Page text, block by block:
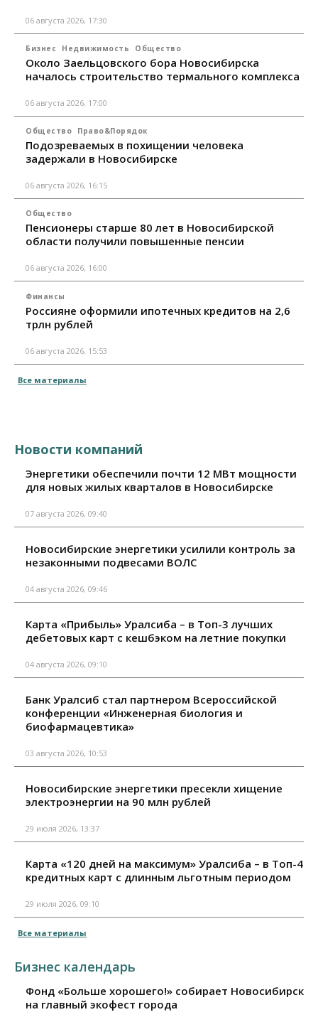
06 августа 2026, 17:30
Бизнес Недвижимость Общество
Около Заельцовского бора Новосибирска
началось строительство термального комплекса
06 августа 2026, 17:00
Общество Право&Порядок
Подозреваемых в похищении человека
задержали в Новосибирске
06 августа 2026, 16:15
Общество
Пенсионеры старше 80 лет в Новосибирской
области получили повышенные пенсии
06 августа 2026, 16:00
Финансы
Россияне оформили ипотечных кредитов на 2,6
трлн рублей
06 августа 2026, 15:53
Все материалы
Новости компаний
Энергетики обеспечили почти 12 МВт мощности
для новых жилых кварталов в Новосибирске
07 августа 2026, 09:40
Новосибирские энергетики усилили контроль за
незаконными подвесами ВОЛС
04 августа 2026, 09:46
Карта «Прибыль» Уралсиба – в Топ-3 лучших
дебетовых карт с кешбэком на летние покупки
04 августа 2026, 09:10
Банк Уралсиб стал партнером Всероссийской
конференции «Инженерная биология и
биофармацевтика»
03 августа 2026, 10:53
Новосибирские энергетики пресекли хищение
электроэнергии на 90 млн рублей
29 июля 2026, 13:37
Карта «120 дней на максимум» Уралсиба – в Топ-4
кредитных карт с длинным льготным периодом
29 июля 2026, 09:10
Все материалы
Бизнес календарь
Фонд «Больше хорошего!» собирает Новосибирск
на главный экофест города